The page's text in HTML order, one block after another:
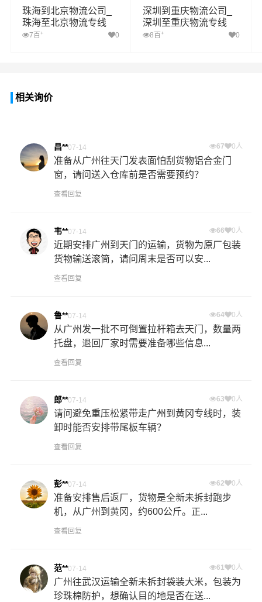
珠海到北京物流公司_
珠海至北京物流专线
7百 + 0
深圳到重庆物流公司_
深圳至重庆物流专线
8百 + 0
相关询价
昌**07-14 67 0人
准备从广州往天门发表面怕刮货物铝合金门
窗，请问送入仓库前是否需要预约？
查看回复
韦**07-14 66 0人
近期安排广州到天门的运输，货物为原厂包装
货物输送滚筒，请问周末是否可以安...
查看回复
鲁**07-14 64 0人
从广州发一批不可倒置拉杆箱去天门，数量两
托盘，退回厂家时需要准备哪些信息...
查看回复
郎**07-14 63 0人
请问避免重压松紧带走广州到黄冈专线时，装
卸时能否安排带尾板车辆？
查看回复
彭**07-14 62 0人
准备安排售后返厂，货物是全新未拆封跑步
机，从广州到黄冈，约600公斤。正...
查看回复
范**07-14 61 0人
广州往武汉运输全新未拆封袋装大米，包装为
珍珠棉防护，想确认目的地是否在送...